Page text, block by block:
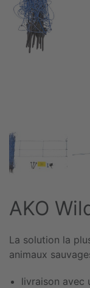
AKO
La solution la
animaux
livraison avec